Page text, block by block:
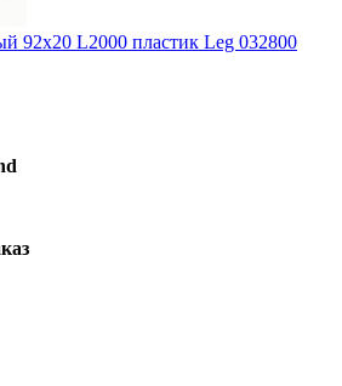
92х20 L2000 пластик Leg 032800